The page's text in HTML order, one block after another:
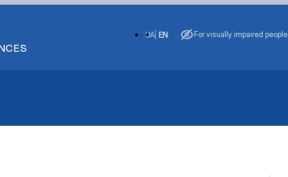
EN
UA For visually impaired people